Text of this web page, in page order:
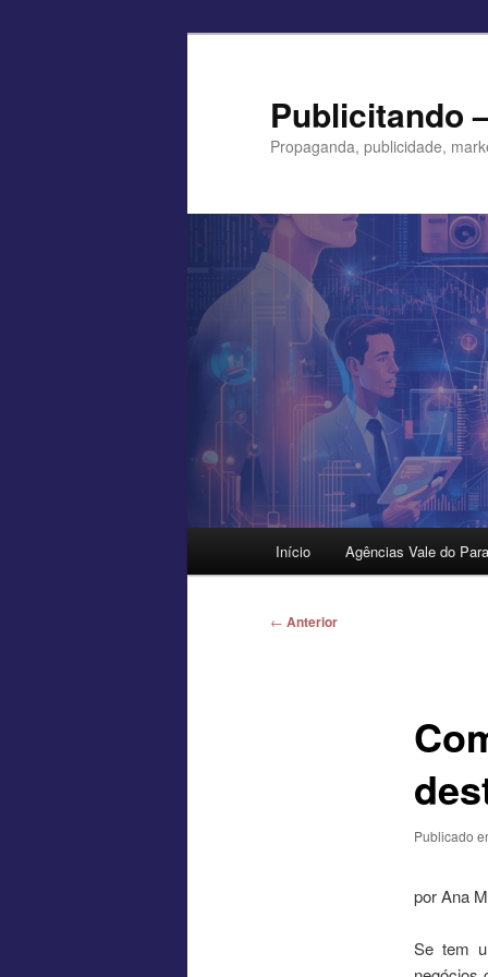
Publicitando
Propaganda, publicidade,
Início Agências Vale do
Navegação
← Anterior
Publicado
por Ana
Se tem